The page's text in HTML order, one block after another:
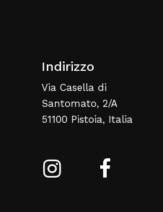
Indirizzo
Via Casella di
Santomato, 2/A
51100 Pistoia, Italia